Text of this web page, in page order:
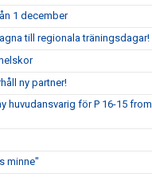
1 december
till regionala träningsdagar!
ny partner!
huvudansvarig för P 16-15 from
minne"